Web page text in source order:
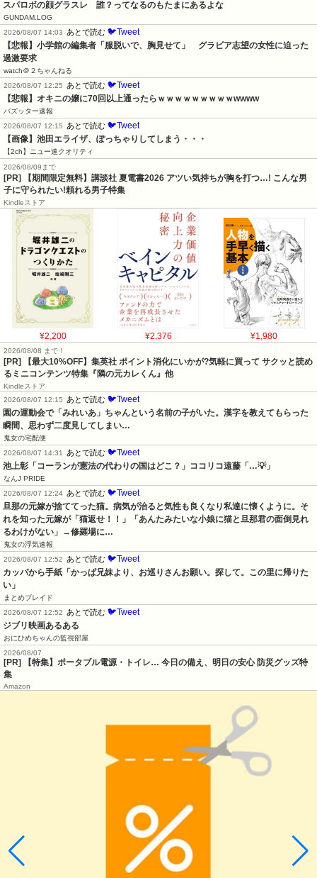
スパロボの顔グラスレ　誰？ってなるのもたまにあるよな
GUNDAM.LOG
2026/08/07 14:03
あとで読む 🐦Tweet
【悲報】小学館の編集者「服脱いで、胸見せて」　グラビア志望の女性に迫った
過激要求
watch＠２ちゃんねる
2026/08/07 12:25
あとで読む 🐦Tweet
【悲報】オキニの嬢に70回以上通ったらｗｗｗｗｗｗｗｗｗwwww
バズッター速報
2026/08/07 12:15
あとで読む 🐦Tweet
【画像】池田エライザ、ぽっちゃりしてしまう・・・
【2ch】ニュー速クオリティ
2026/08/09まで
[PR] 【期間限定無料】講談社 夏電書2026 アツい気持ちが胸を打つ…! こんな男
子に守られたい!頼れる男子特集
Kindleストア
¥2,200 ¥2,376 ¥1,980
2026/08/08 まで！
[PR] 【最大10%OFF】集英社 ポイント消化にいかが?気軽に買って サクッと読め
るミニコンテンツ特集『隣の元カレくん』他
Kindleストア
2026/08/07 12:15
あとで読む 🐦Tweet
園の運動会で「みれいあ」ちゃんという名前の子がいた。漢字を教えてもらった
瞬間、思わず二度見してしまい…
鬼女の宅配便
2026/08/07 14:31
あとで読む 🐦Tweet
池上彰「コーランが憲法の代わりの国はどこ？」ココリコ遠藤「…💡」
なんJ PRIDE
2026/08/07 12:24 あとで読む 🐦Tweet
旦那の元嫁が捨ててった猫。病気が治ると気性も良くなり私達に懐くように。そ
れを知った元嫁が「猫返せ！！」「あんたみたいな小娘に猫と旦那君の面倒見れ
るわけがない」→修羅場に…
鬼女の浮気速報
2026/08/07 12:52
あとで読む 🐦Tweet
カッパから手紙「かっぱ兄妹より、お巡りさんお願い。探して。この里に帰りた
い」
まとめブレイド
2026/08/07 12:52
あとで読む 🐦Tweet
ジブリ映画あるある
おにひめちゃんの監視部屋
2026/08/07
[PR] 【特集】ポータブル電源・トイレ… 今日の備え、明日の安心 防災グッズ特
集
Amazon